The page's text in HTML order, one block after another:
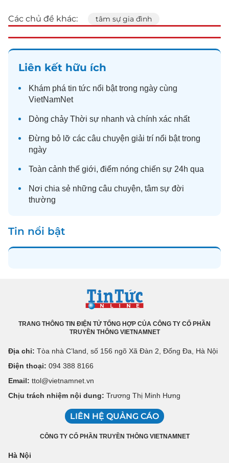
Các chủ đề khác: tâm sự gia đình
Liên kết hữu ích
Khám phá tin tức nổi bật trong ngày cùng
VietNamNet
Dòng chảy Thời sự nhanh và chính xác nhất
Đừng bỏ lỡ các câu chuyện giải trí nổi bật trong
ngày
Toàn cảnh thế giới, điểm nóng chiến sự 24h qua
Nơi chia sẻ những câu chuyện, tâm sự đời
thường
Tin nổi bật
TRANG THÔNG TIN ĐIỆN TỬ TỔNG HỢP CỦA CÔNG TY CỔ PHẦN
TRUYỀN THÔNG VIETNAMNET
Địa chỉ: Tòa nhà C’land, số 156 ngõ Xã Đàn 2, Đống Đa, Hà Nội
Điện thoại: 094 388 8166
Email: ttol@vietnamnet.vn
Chịu trách nhiệm nội dung: Trương Thị Minh Hưng
LIÊN HỆ QUẢNG CÁO
CÔNG TY CỔ PHẦN TRUYỀN THÔNG VIETNAMNET
Hà Nội